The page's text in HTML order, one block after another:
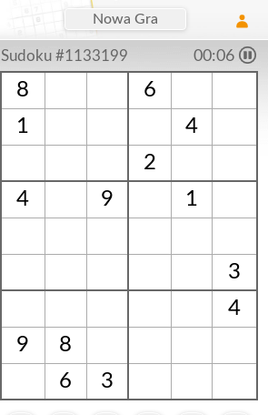
Nowa Gra
Sudoku #1133199 00:06
8
6
1
4
2
4 9
1
3
4
9
8
6 3